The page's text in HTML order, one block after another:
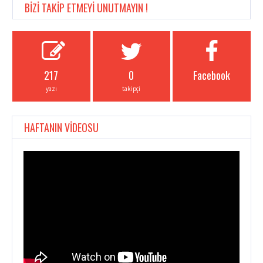
BİZİ TAKİP ETMEYİ UNUTMAYIN !
217
yazı
0
takipçi
Facebook
HAFTANIN VİDEOSU